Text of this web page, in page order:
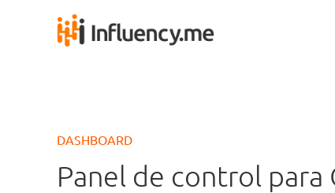
DASHBOARD
Panel de control para